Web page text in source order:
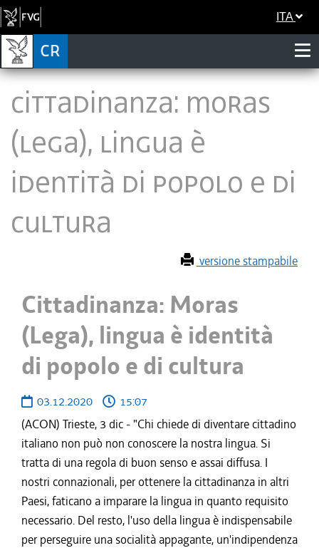
ITA
Cittadinanza: Moras
(Lega), lingua è
identità di popolo e di
cultura
versione stampabile
Cittadinanza: Moras
(Lega), lingua è identità
di popolo e di cultura
03.12.2020
15:07
(ACON) Trieste, 3 dic - "Chi chiede di diventare cittadino
italiano non può non conoscere la nostra lingua. Si
tratta di una regola di buon senso e assai diffusa. I
nostri connazionali, per ottenere la cittadinanza in altri
Paesi, faticano a imparare la lingua in quanto requisito
necessario. Del resto, l'uso della lingua è indispensabile
per perseguire una socialità appagante, un'indipendenza